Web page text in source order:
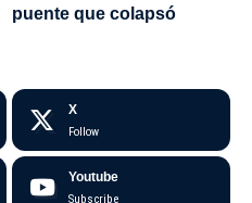
puente que colapsó
X
Follow
Youtube
Subscribe